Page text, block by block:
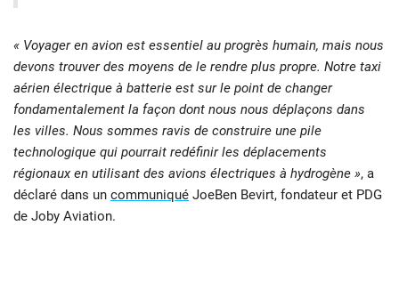
« Voyager en avion est essentiel au progrès humain, mais nous
devons trouver des moyens de le rendre plus propre. Notre taxi
aérien électrique à batterie est sur le point de changer
fondamentalement la façon dont nous nous déplaçons dans
les villes. Nous sommes ravis de construire une pile
technologique qui pourrait redéfinir les déplacements
régionaux en utilisant des avions électriques à hydrogène », a
déclaré dans un communiqué JoeBen Bevirt, fondateur et PDG
de Joby Aviation.